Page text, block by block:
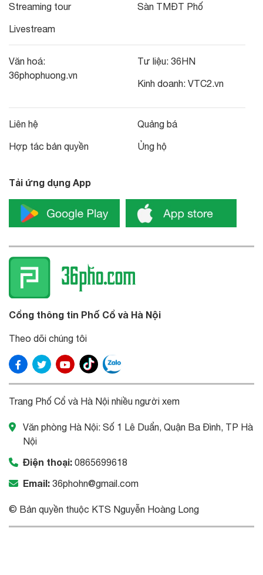
Streaming tour
Livestream
Sàn TMĐT Phố
Văn hoá:
36phophuong.vn
Tư liệu: 36HN
Kinh doanh: VTC2.vn
Liên hệ
Hợp tác bản quyền
Quảng bá
Ủng hộ
Tải ứng dụng App
Cổng thông tin Phố Cổ và Hà Nội
Theo dõi chúng tôi
Trang Phố Cổ và Hà Nội nhiều người xem
Văn phòng Hà Nội: Số 1 Lê Duẩn, Quận Ba Đình, TP Hà
Nội
Điện thoại: 0865699618
Email: 36phohn@gmail.com
© Bản quyền thuộc KTS Nguyễn Hoàng Long